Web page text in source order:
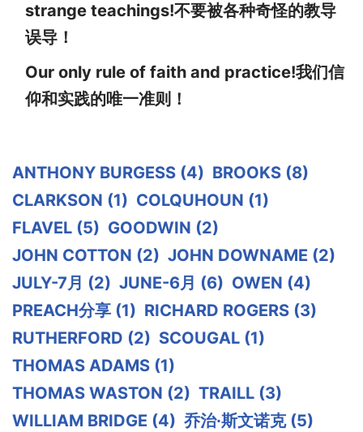
strange teachings!不要被各种奇怪的教导
误导！
Our only rule of faith and practice!我们信
仰和实践的唯一准则！
ANTHONY BURGESS (4) BROOKS (8)
CLARKSON (1) COLQUHOUN (1)
FLAVEL (5) GOODWIN (2)
JOHN COTTON (2) JOHN DOWNAME (2)
JULY-7月 (2) JUNE-6月 (6) OWEN (4)
PREACH分享 (1) RICHARD ROGERS (3)
RUTHERFORD (2) SCOUGAL (1)
THOMAS ADAMS (1)
THOMAS WASTON (2) TRAILL (3)
WILLIAM BRIDGE (4) 乔治·斯文诺克 (5)